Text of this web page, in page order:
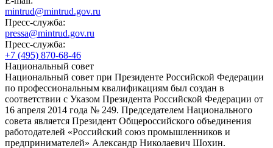
mintrud@mintrud.gov.ru
Пресс-служба:
pressa@mintrud.gov.ru
Пресс-служба:
+7 (495) 870-68-46
Национальный совет
Национальный совет при Президенте Российской Федерации
по профессиональным квалификациям был создан в
соответствии с Указом Президента Российской Федерации от
16 апреля 2014 года № 249. Председателем Национального
совета является Президент Общероссийского объединения
работодателей «Российский союз промышленников и
предпринимателей» Александр Николаевич Шохин.